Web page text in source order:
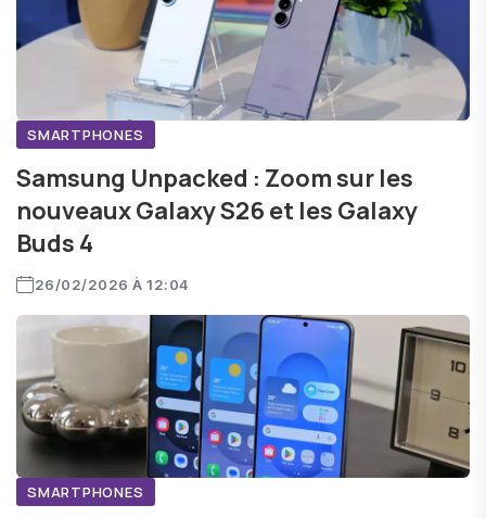
SMARTPHONES
Samsung Unpacked : Zoom sur les
nouveaux Galaxy S26 et les Galaxy
Buds 4
26/02/2026 À 12:04
SMARTPHONES